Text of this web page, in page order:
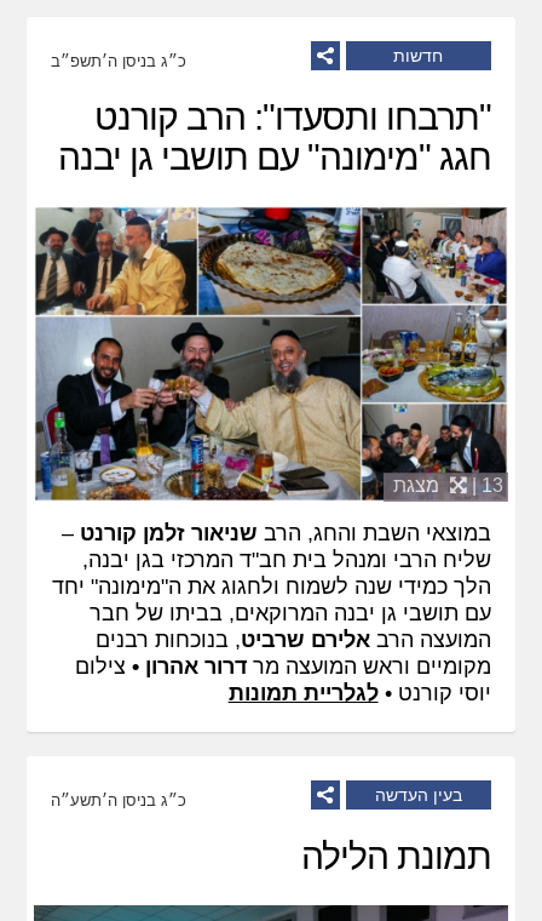
חדשות כ״ג בניסן ה׳תשפ״ב
"תרבחו ותסעדו": הרב קורנט
חגג "מימונה" עם תושבי גן יבנה
13 | מצגת
במוצאי השבת והחג, הרב שניאור זלמן קורנט –
שליח הרבי ומנהל בית חב"ד המרכזי בגן יבנה,
הלך כמידי שנה לשמוח ולחגוג את ה"מימונה" יחד
עם תושבי גן יבנה המרוקאים, בביתו של חבר
המועצה הרבאלירם שרביט, בנוכחות רבנים
מקומיים וראש המועצה מר דרור אהרון • צילום
יוסי קורנט •לגלריית תמונות
בעין העדשה כ״ג בניסן ה׳תשע״ה
תמונת הלילה